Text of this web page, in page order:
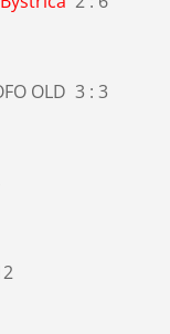
OLD 3 : 3